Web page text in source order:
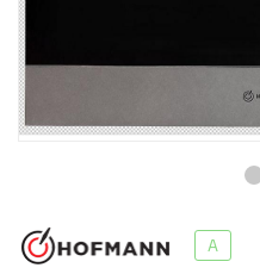
Инструменты и техника
Товары для дома
Красота и здоровье
Сантехника A